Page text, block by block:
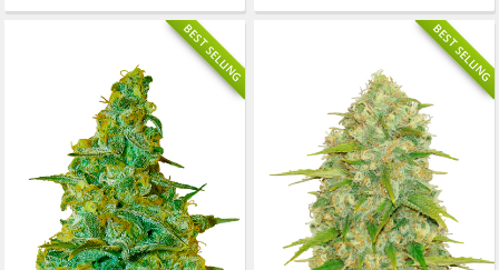
BEST SELLING BEST SELLING